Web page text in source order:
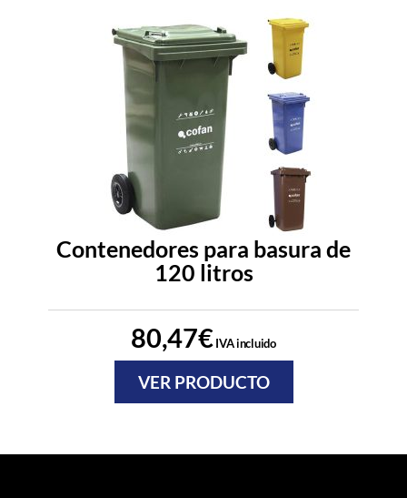
Contenedores para basura de
120 litros
80,47€IVA incluido
VER PRODUCTO